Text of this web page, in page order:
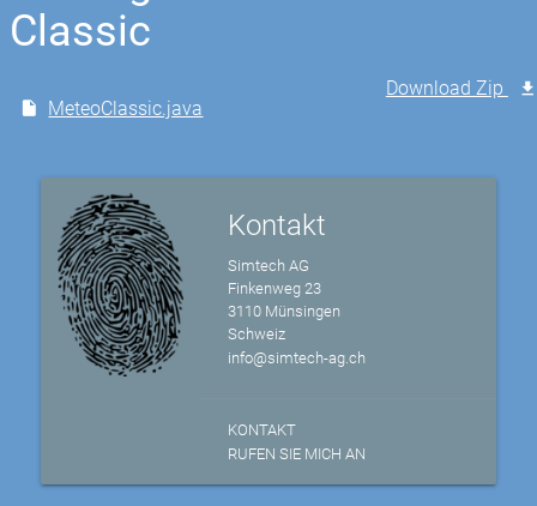
Classic
MeteoClassic.java
Download Zip
Kontakt
Simtech AG
Finkenweg 23
3110 Münsingen
Schweiz
info@simtech-ag.ch
KONTAKT
RUFEN SIE MICH AN